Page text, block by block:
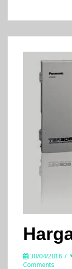
30/04/2018
Comments